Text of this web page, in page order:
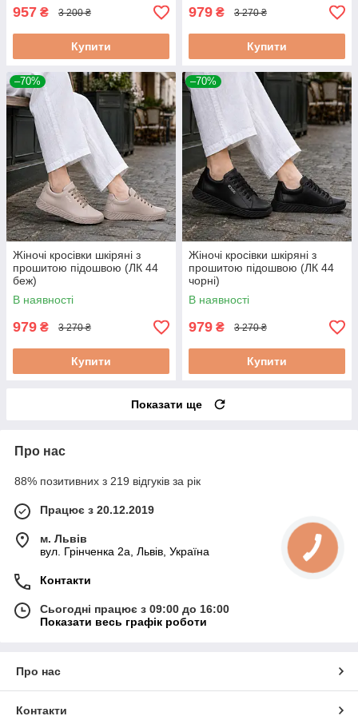
957 ₴ 3 200 ₴
Купити
979 ₴ 3 270 ₴
Купити
–70%
Жіночі кросівки шкіряні з
прошитою підошвою (ЛК 44
беж)
В наявності
979 ₴ 3 270 ₴
Купити
–70%
Жіночі кросівки шкіряні з
прошитою підошвою (ЛК 44
чорні)
В наявності
979 ₴ 3 270 ₴
Купити
Показати ще
Про нас
88% позитивних з 219 відгуків за рік
Працює з 20.12.2019
м. Львів
вул. Грінченка 2а, Львів, Україна
Контакти
Сьогодні працює з 09:00 до 16:00
Показати весь графік роботи
Про нас
Контакти